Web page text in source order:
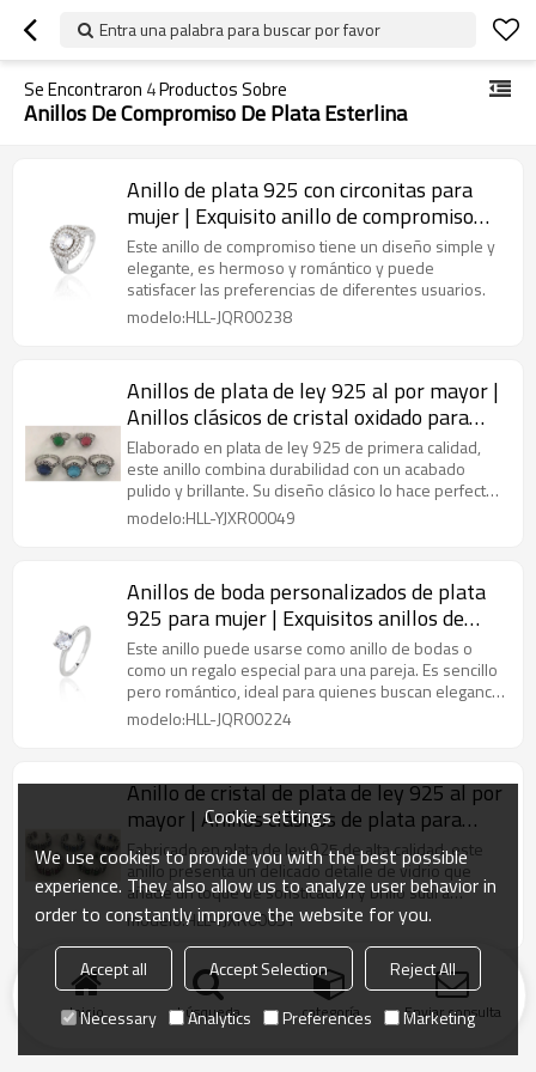
Entra una palabra para buscar por favor
Se Encontraron 4Productos Sobre
Anillos De Compromiso De Plata Esterlina
Anillo de plata 925 con circonitas para
mujer | Exquisito anillo de compromiso
vintage de plata
Este anillo de compromiso tiene un diseño simple y
elegante, es hermoso y romántico y puede
satisfacer las preferencias de diferentes usuarios.
modelo:HLL-JQR00238
Anillos de plata de ley 925 al por mayor |
Anillos clásicos de cristal oxidado para
mujer
Elaborado en plata de ley 925 de primera calidad,
este anillo combina durabilidad con un acabado
pulido y brillante. Su diseño clásico lo hace perfecto
para el día a día o para ocasiones especiales,
ofreciendo estilo y versatilidad.
modelo:HLL-YJXR00049
Anillos de boda personalizados de plata
925 para mujer | Exquisitos anillos de
plata de ley con circonitas
Este anillo puede usarse como anillo de bodas o
como un regalo especial para una pareja. Es sencillo
pero romántico, ideal para quienes buscan elegancia
y un estilo clásico.
modelo:HLL-JQR00224
Anillo de cristal de plata de ley 925 al por
mayor | Anillos clásicos de plata para
mujer
Fabricado en plata de ley 925 de alta calidad, este
anillo presenta un delicado detalle de vidrio que
añade un toque de sofisticación y brillo sutil a
cualquier atuendo.
modelo:HLL-YJXR00051
Inicio búsqueda categoría Enviar consulta
Cookie settings
We use cookies to provide you with the best possible
experience. They also allow us to analyze user behavior in
order to constantly improve the website for you.
Accept all Accept Selection
Reject All
Necessary
Analytics Preferences Marketing